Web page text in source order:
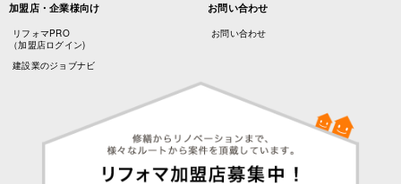
加盟店・企業様向け
リフォマPRO
（加盟店ログイン)
建設業のジョブナビ
お問い合わせ
お問い合わせ